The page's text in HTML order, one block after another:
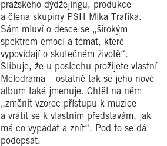
pražského dýdžejingu, produkce
a člena skupiny PSH Mika Trafika.
Sám mluví o desce se „širokým
spektrem emocí a témat, které
vypovídají o skutečném životě“.
Slibuje, že u poslechu prožijete vlastní
Melodrama – ostatně tak se jeho nové
album také jmenuje. Chtěl na něm
„změnit vzorec přístupu k muzice
a vrátit se k vlastním představám, jak
má co vypadat a znít“. Pod to se dá
podepsat.